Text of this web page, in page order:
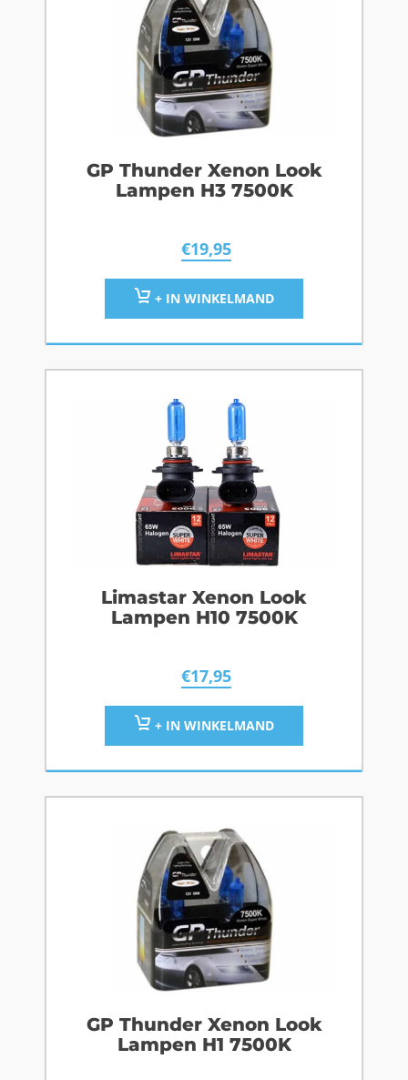
GP Thunder Xenon Look
Lampen H3 7500K
€19,95
+ IN WINKELMAND
Limastar Xenon Look
Lampen H10 7500K
€17,95
+ IN WINKELMAND
GP Thunder Xenon Look
Lampen H1 7500K